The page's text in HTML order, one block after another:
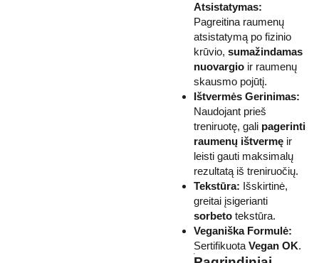
Atsistatymas:
Pagreitina raumenų
atsistatymą po fizinio
krūvio, sumažindamas
nuovargio ir raumenų
skausmo pojūtį.
Ištvermės Gerinimas:
Naudojant prieš
treniruotę, gali pagerinti
raumenų ištvermę ir
leisti gauti maksimalų
rezultatą iš treniruočių.
Tekstūra: Išskirtinė,
greitai įsigerianti
sorbeto tekstūra.
Veganiška Formulė:
Sertifikuota Vegan OK.